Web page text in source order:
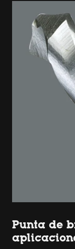
Punta de